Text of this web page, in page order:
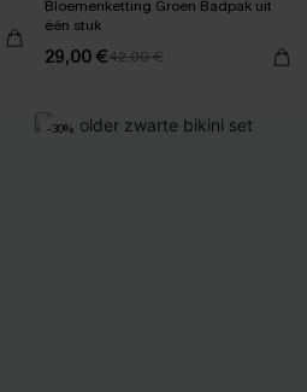
Bloemenketting Groen Badpak uit
één stuk
29,00 €42,00 €
-30%